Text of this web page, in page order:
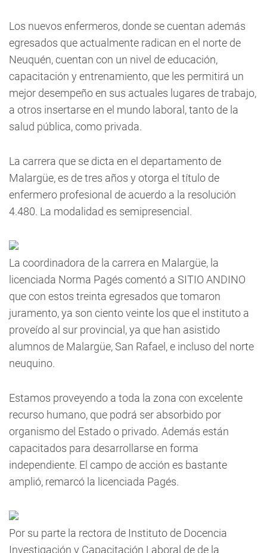
Los nuevos enfermeros, donde se cuentan además
egresados que actualmente radican en el norte de
Neuquén, cuentan con un nivel de educación,
capacitación y entrenamiento, que les permitirá un
mejor desempeño en sus actuales lugares de trabajo,
a otros insertarse en el mundo laboral, tanto de la
salud pública, como privada.
La carrera que se dicta en el departamento de
Malargüe, es de tres años y otorga el título de
enfermero profesional de acuerdo a la resolución
4.480. La modalidad es semipresencial.
La coordinadora de la carrera en Malargüe, la
licenciada Norma Pagés comentó a SITIO ANDINO
que con estos treinta egresados que tomaron
juramento, ya son ciento veinte los que el instituto a
proveído al sur provincial, ya que han asistido
alumnos de Malargüe, San Rafael, e incluso del norte
neuquino.
Estamos proveyendo a toda la zona con excelente
recurso humano, que podrá ser absorbido por
organismo del Estado o privado. Además están
capacitados para desarrollarse en forma
independiente. El campo de acción es bastante
amplió, remarcó la licenciada Pagés.
Por su parte la rectora de Instituto de Docencia
Investigación y Capacitación Laboral de de la